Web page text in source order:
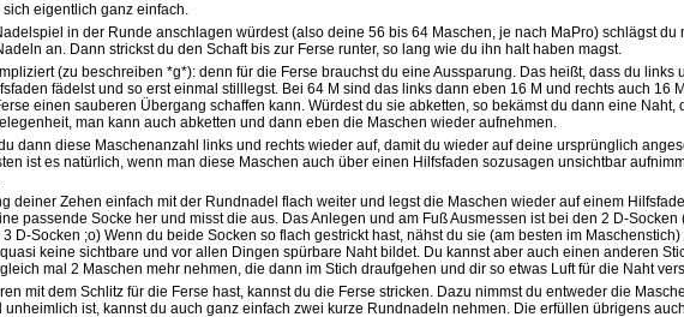
eigentlich ganz einfach.
in der Runde anschlagen würdest (also deine 56 bis 64 Maschen, je nach MaPro) schlägst du
an. Dann strickst du den Schaft bis zur Ferse runter, so lang wie du ihn halt haben magst.
(zu beschreiben *g*): denn für die Ferse brauchst du eine Aussparung. Das heißt, dass du links
fädelst und so erst einmal stilllegst. Bei 64 M sind das links dann eben 16 M und rechts auch 16
einen sauberen Übergang schaffen kann. Würdest du sie abketten, so bekämst du dann eine Naht,
man kann auch abketten und dann eben die Maschen wieder aufnehmen.
dann diese Maschenanzahl links und rechts wieder auf, damit du wieder auf deine ursprünglich
ist es natürlich, wenn man diese Maschen auch über einen Hilfsfaden sozusagen unsichtbar
deiner Zehen einfach mit der Rundnadel flach weiter und legst die Maschen wieder auf einem
passende Socke her und misst die aus. Das Anlegen und am Fuß Ausmessen ist bei den 2 D-
D-Socken ;o) Wenn du beide Socken so flach gestrickt hast, nähst du sie (am besten im
keine sichtbare und vor allen Dingen spürbare Naht bildet. Du kannst aber auch einen anderen
mal 2 Maschen mehr nehmen, die dann im Stich draufgehen und dir so etwas Luft für die Naht
mit dem Schlitz für die Ferse hast, kannst du die Ferse stricken. Dazu nimmst du entweder die
ist, kannst du auch ganz einfach zwei kurze Rundnadeln nehmen. Die erfüllen übrigens